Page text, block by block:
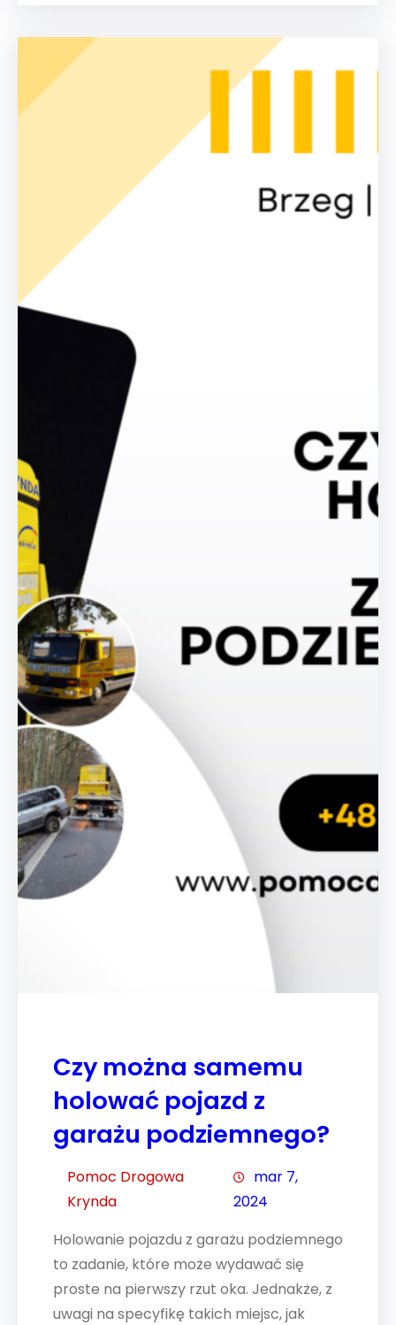
Czy można samemu
holować pojazd z
garażu podziemnego?
Pomoc Drogowa
Krynda
mar 7,
2024
Holowanie pojazdu z garażu podziemnego
to zadanie, które może wydawać się
proste na pierwszy rzut oka. Jednakże, z
uwagi na specyfikę takich miejsc, jak